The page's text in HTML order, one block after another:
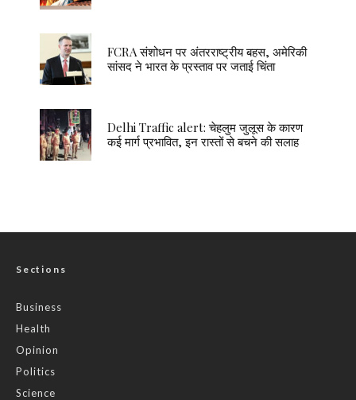
FCRA संशोधन पर अंतरराष्ट्रीय बहस, अमेरिकी
सांसद ने भारत के प्रस्ताव पर जताई चिंता
Delhi Traffic alert: चेहलुम जुलूस के कारण
कई मार्ग प्रभावित, इन रास्तों से बचने की सलाह
Sections
Business
Health
Opinion
Politics
Science